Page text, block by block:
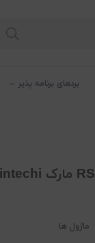
بردهای برنامه پذیر
ماژول ها